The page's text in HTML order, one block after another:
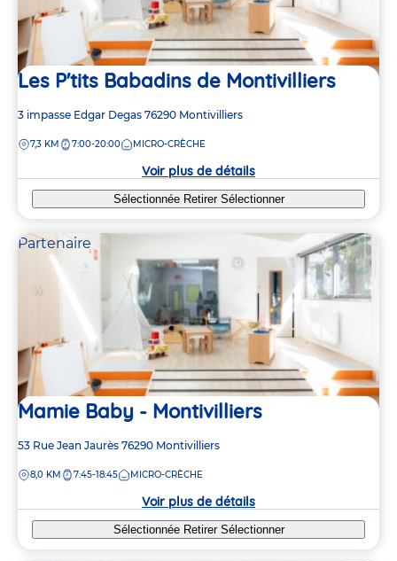
Les P'tits Babadins de Montivilliers
Adresse
la
3 impasse Edgar Degas 76290 Montivilliers
DISTANCE
7,3 KM 7:00-20:00 MICRO-CRÈCHE
Voir plus de détails
Sélectionnée Retirer Sélectionner
Partenaire
Mamie Baby - Montivilliers
Adresse
la
53 Rue Jean Jaurès 76290 Montivilliers
DISTANCE
8,0 KM 7:45-18:45 MICRO-CRÈCHE
Voir plus de détails
Sélectionnée Retirer Sélectionner